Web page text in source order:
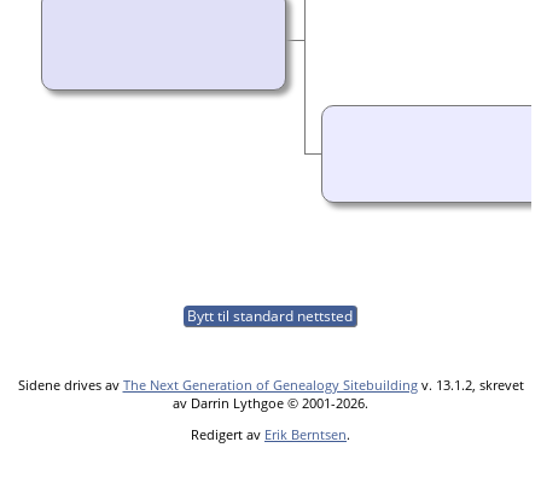
Bytt til standard nettsted
Sidene drives av The Next Generation of Genealogy Sitebuildingv. 13.1.2, skrevet
av Darrin Lythgoe © 2001-2026.
Redigert av Erik Berntsen.